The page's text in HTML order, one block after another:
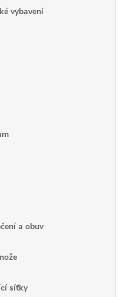
vybavení
a obuv
síťky